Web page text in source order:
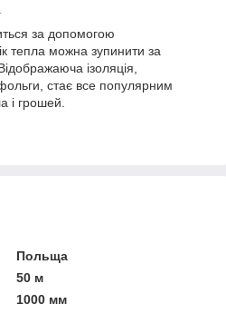
за допомогою
тепла можна зупинити за
ізоляція,
стає все популярним
і грошей.
Польща
50 м
1000 мм